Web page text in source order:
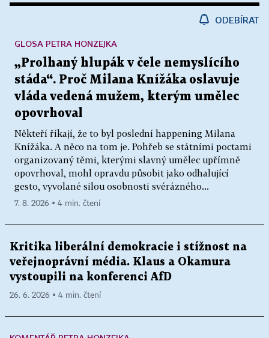
ODEBÍRAT
„Prolhaný hlupák v čele nemyslícího
stáda“. Proč Milana Knížáka oslavuje
vláda vedená mužem, kterým umělec
opovrhoval
Někteří říkají, že to byl poslední happening Milana
Knížáka. A něco na tom je. Pohřeb se státními poctami
organizovaný těmi, kterými slavný umělec upřímně
opovrhoval, mohl opravdu působit jako odhalující
gesto, vyvolané silou osobnosti svérázného...
GLOSA PETRA HONZEJKA
7. 8. 2026 ▪ 4 min. čtení
Kritika liberální demokracie i stížnost na
veřejnoprávní média. Klaus a Okamura
vystoupili na konferenci AfD
26. 6. 2026 ▪ 4 min. čtení